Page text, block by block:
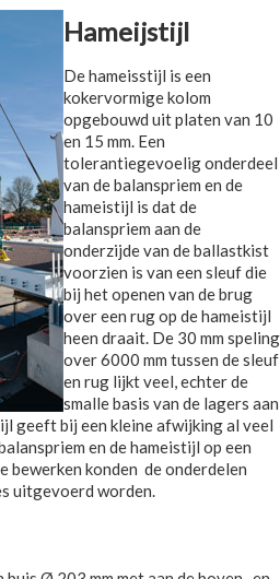
Hameijstijl
De hameisstijl is een
kokervormige kolom
opgebouwd uit platen van 10
en 15 mm. Een
tolerantiegevoelig onderdeel
van de balanspriem en de
hameistijl is dat de
balanspriem aan de
onderzijde van de ballastkist
voorzien is van een sleuf die
bij het openen van de brug
over een rug op de hameistijl
heen draait. De 30 mm speling
over 6000 mm tussen de sleuf
en rug lijkt veel, echter de
smalle basis van de lagers aan
geeft bij een kleine afwijking al veel
en de hameistijl op een
konden de onderdelen
uitgevoerd worden.